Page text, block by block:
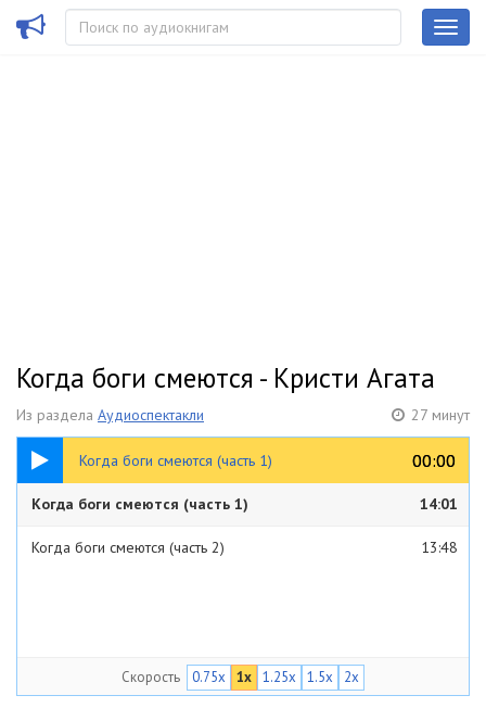
Когда боги смеются - Кристи Агата
Из раздела Аудиоспектакли 27 минут
Когда боги смеются (часть 1) 00:00
00:00
14:01
Когда боги смеются (часть 1) 14:01
Когда боги смеются (часть 2) 13:48
Скорость 0.75x 1x 1.25x 1.5x 2x